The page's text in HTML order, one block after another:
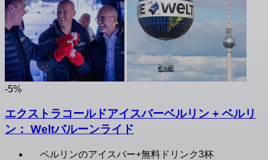
-5%
エクストラコールドアイスバーベルリン + ベルリ
ン： Weltバルーンライド
ベルリンのアイスバー+無料ドリンク3杯